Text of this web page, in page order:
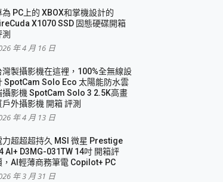
能
開箱 評測
線充電器 開箱 評測
為 PC上的 XBOX和掌機設計的
X1070 SSD 固態硬碟開箱
測
年 4 月 16 日
灣製攝影機在這裡，100%全無線設
SpotCam Solo Eco 太陽能防水雲
攝影機 SpotCam Solo 3 2.5K高畫
戶外攝影機 開箱 評測
年 4 月 13 日
力超超超持久 MSI 微星 Prestige
AI+ D3MG-031TW 14吋 開箱評
，AI輕薄商務筆電 Copilot+ PC
年 3 月 31 日